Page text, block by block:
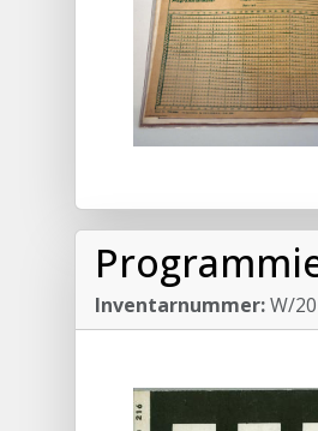
Inventarnummer:W/